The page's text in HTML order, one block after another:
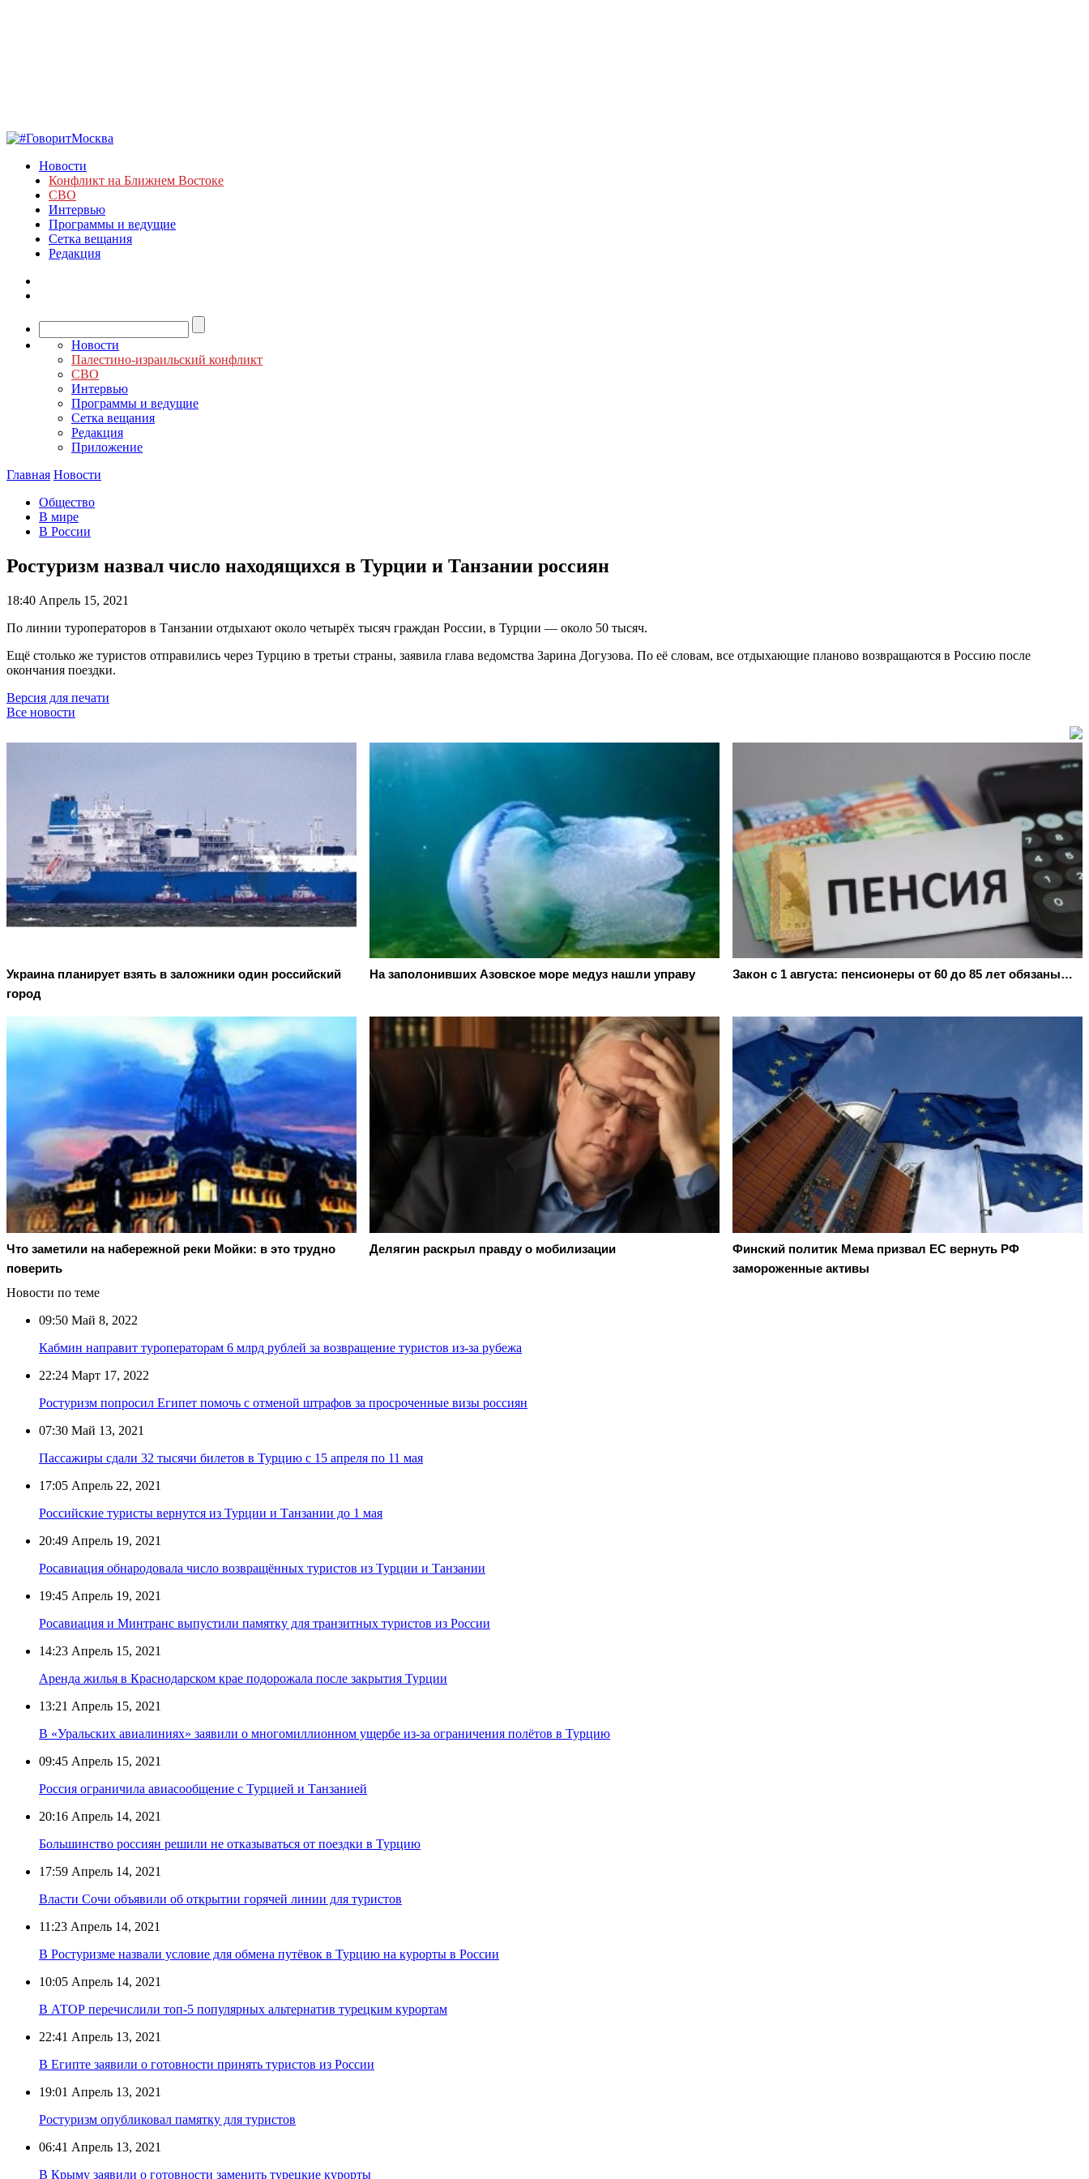
Новости
Конфликт на Ближнем Востоке
СВО
Интервью
Программы и ведущие
Сетка вещания
Редакция
Новости
Палестино-израильский конфликт
СВО
Интервью
Программы и ведущие
Сетка вещания
Редакция
Приложение
Главная Новости
Общество
В мире
В России
Ростуризм назвал число находящихся в Турции и Танзании россиян
18:40 Апрель 15, 2021
По линии туроператоров в Танзании отдыхают около четырёх тысяч граждан России, в Турции — около 50 тысяч.
Ещё столько же туристов отправились через Турцию в третьи страны, заявила глава ведомства Зарина Догузова. По её словам, все отдыхающие планово возвращаются в Россию после
окончания поездки.
Версия для печати
Все новости
Украина планирует взять в заложники один российский
город
На заполонивших Азовское море медуз нашли управу Закон с 1 августа: пенсионеры от 60 до 85 лет обязаны…
Что заметили на набережной реки Мойки: в это трудно
поверить
Делягин раскрыл правду о мобилизации
Финский политик Мема призвал ЕС вернуть РФ
замороженные активы
Новости по теме
09:50 Май 8, 2022
Кабмин направит туроператорам 6 млрд рублей за возвращение туристов из-за рубежа
22:24 Март 17, 2022
Ростуризм попросил Египет помочь с отменой штрафов за просроченные визы россиян
07:30 Май 13, 2021
Пассажиры сдали 32 тысячи билетов в Турцию с 15 апреля по 11 мая
17:05 Апрель 22, 2021
Российские туристы вернутся из Турции и Танзании до 1 мая
20:49 Апрель 19, 2021
Росавиация обнародовала число возвращённых туристов из Турции и Танзании
19:45 Апрель 19, 2021
Росавиация и Минтранс выпустили памятку для транзитных туристов из России
14:23 Апрель 15, 2021
Аренда жилья в Краснодарском крае подорожала после закрытия Турции
13:21 Апрель 15, 2021
В «Уральских авиалиниях» заявили о многомиллионном ущербе из-за ограничения полётов в Турцию
09:45 Апрель 15, 2021
Россия ограничила авиасообщение с Турцией и Танзанией
20:16 Апрель 14, 2021
Большинство россиян решили не отказываться от поездки в Турцию
17:59 Апрель 14, 2021
Власти Сочи объявили об открытии горячей линии для туристов
11:23 Апрель 14, 2021
В Ростуризме назвали условие для обмена путёвок в Турцию на курорты в России
10:05 Апрель 14, 2021
В АТОР перечислили топ-5 популярных альтернатив турецким курортам
22:41 Апрель 13, 2021
В Египте заявили о готовности принять туристов из России
19:01 Апрель 13, 2021
Ростуризм опубликовал памятку для туристов
06:41 Апрель 13, 2021
В Крыму заявили о готовности заменить турецкие курорты